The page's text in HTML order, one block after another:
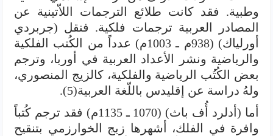
وطبية. فقد كانت طلائع الترجمات اللاّتينية عن
المصادر العربية ترجمات فلكية. فنقل (جربردي
أورلياك) (938م ـ 1003م) عدداً من الكُتب الفلكية
والرياضية ونشر الأعداد العربية في أوربا، وترجم
بعض الكُتُب الرياضية والفلكية، كالزيج المنصوري،
ولهُ دراسة عن إقليدس باللّغة العربية(5).
أما (أدلرد أُف باث) (1070 ـ 1135م) فقد ترجم كُتباً
وافرة في الفلك، أشهرها زيج الخوارزمي بتنقيح